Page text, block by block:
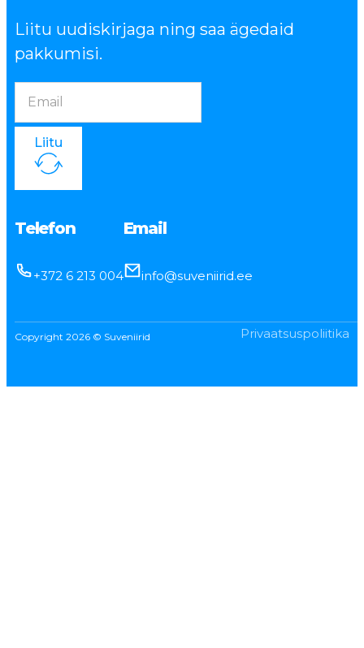
Liitu uudiskirjaga ning saa ägedaid
pakkumisi.
Liitu
Telefon
+372 6 213 004
Email
info@suveniirid.ee
Copyright 2026 © Suveniirid Privaatsuspoliitika